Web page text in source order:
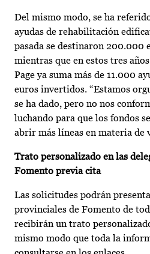
Del mismo modo, se ha
ayudas de rehabilitación
pasada se destinaron 200.000
mientras que en estos tres
Page ya suma más de 11.000
euros invertidos. “Estamos
se ha dado, pero no nos
luchando para que los fondos
abrir más líneas en materia de
Trato personalizado en las
Fomento previa cita
Las solicitudes podrán
provinciales de Fomento de
recibirán un trato
mismo modo que toda la